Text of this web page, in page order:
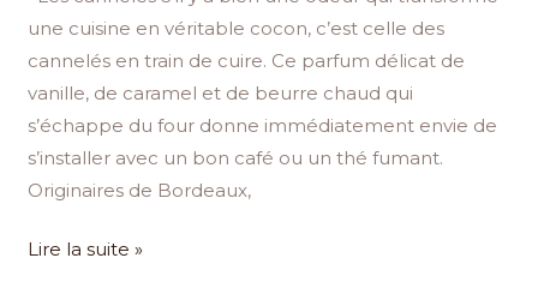
une cuisine en véritable cocon, c’est celle des
cannelés en train de cuire. Ce parfum délicat de
vanille, de caramel et de beurre chaud qui
s’échappe du four donne immédiatement envie de
s’installer avec un bon café ou un thé fumant.
Originaires de Bordeaux,
Lire la suite »